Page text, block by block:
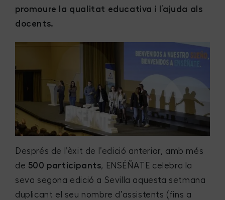
promoure la qualitat educativa i l’ajuda als
docents.
Després de l’èxit de l’edició anterior, amb més
de 500 participants, ENSÉÑATE celebra la
seva segona edició a Sevilla aquesta setmana
duplicant el seu nombre d’assistents (fins a